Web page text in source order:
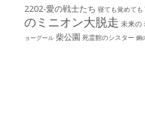
2202-愛の戦士たち 寝ても覚めても
のミニオン大脱走 未来の
ョーグール 柴公園 死霊館のシスター 鋼